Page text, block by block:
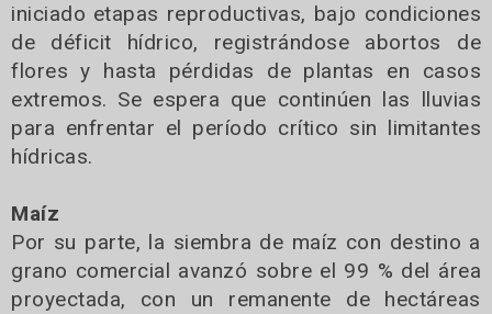
iniciado etapas reproductivas, bajo condiciones
de déficit hídrico, registrándose abortos de
flores y hasta pérdidas de plantas en casos
extremos. Se espera que continúen las lluvias
para enfrentar el período crítico sin limitantes
hídricas.
Maíz
Por su parte, la siembra de maíz con destino a
grano comercial avanzó sobre el 99 % del área
proyectada, con un remanente de hectáreas